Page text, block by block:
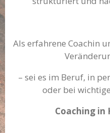
Als erfahrene Coachin
– sei es im Beruf, in
oder bei
Coaching in